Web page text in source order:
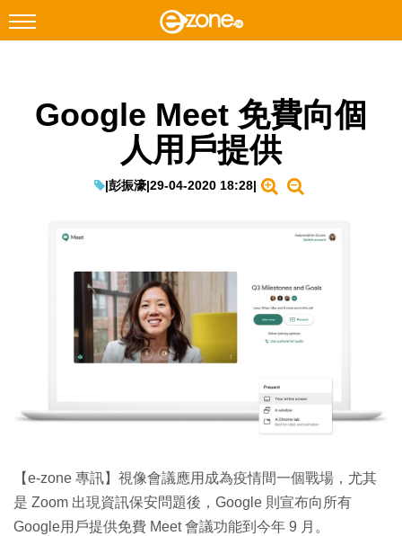
Facebook Instagram
生成式AI與雲端應用
特集
Google Meet 免費向個
人用戶提供
|彭振濠|29-04-2020 18:28|
【e-zone 專訊】視像會議應用成為疫情間一個戰場，尤其
是 Zoom 出現資訊保安問題後，Google 則宣布向所有
Google用戶提供免費 Meet 會議功能到今年 9 月。